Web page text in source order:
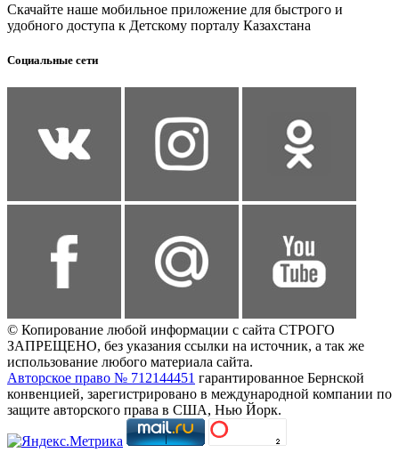
Скачайте наше мобильное приложение для быстрого и
удобного доступа к Детскому порталу Казахстана
Социальные сети
© Копирование любой информации с сайта СТРОГО
ЗАПРЕЩЕНО, без указания ссылки на источник, а так же
использование любого материала сайта.
Авторское право № 712144451 гарантированное Бернской
конвенцией, зарегистрировано в международной компании по
защите авторского права в США, Нью Йорк.